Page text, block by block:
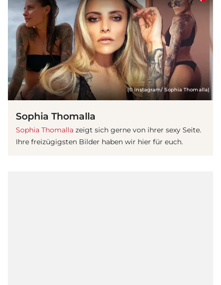
(© Instagram/ Sophia Thomalla)
Sophia Thomalla
Sophia Thomalla zeigt sich gerne von ihrer sexy Seite.
Ihre freizügigsten Bilder haben wir hier für euch.